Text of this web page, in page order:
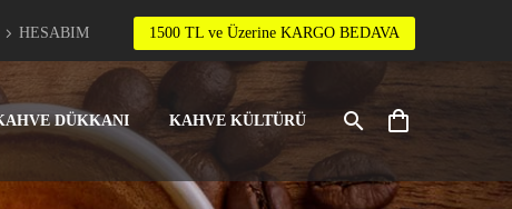
HESABIM 1500 TL ve Üzerine KARGO BEDAVA
DÜKKANI KAHVE KÜLTÜRÜ